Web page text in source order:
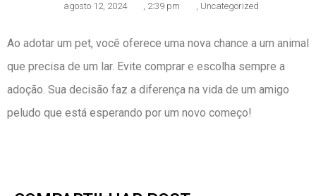
agosto 12, 2024 , 2:39 pm , Uncategorized
Ao adotar um pet, você oferece uma nova chance a um animal
que precisa de um lar. Evite comprar e escolha sempre a
adoção. Sua decisão faz a diferença na vida de um amigo
peludo que está esperando por um novo começo!